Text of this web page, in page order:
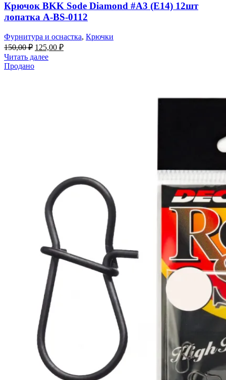
Крючок BKK Sode Diamond #A3 (E14) 12шт
лопатка A-BS-0112
Фурнитура и оснастка, Крючки
150,00₽ 125,00 ₽
Читать далее
Продано